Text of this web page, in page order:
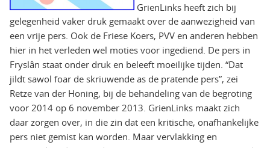
GrienLinks heeft zich bij
gelegenheid vaker druk gemaakt over de aanwezigheid van
een vrije pers. Ook de Friese Koers, PVV en anderen hebben
hier in het verleden wel moties voor ingediend. De pers in
Fryslân staat onder druk en beleeft moeilijke tijden. “Dat
jildt sawol foar de skriuwende as de pratende pers”, zei
Retze van der Honing, bij de behandeling van de begroting
voor 2014 op 6 november 2013. GrienLinks maakt zich
daar zorgen over, in die zin dat een kritische, onafhankelijke
pers niet gemist kan worden. Maar vervlakking en